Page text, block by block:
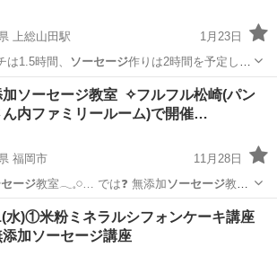
上総山田駅
1月23日
1.5時間、 ソーセージ作りは2時間を予定して
総山田駅 その他
加ソーセージ教室 ︎ ✧フルフル松崎(パン
ん内ファミリールーム)で開催…
福岡市
11月28日
ージ 教室𓂃𓈒𓏸︎︎︎… では❓ 無添加ソーセージ教室
の無添加ソーセージ教室を行っていま… も大
❕ 一度覚えてし… き・お持ち帰りのソーセー
料理 ソーセージ
水)①米粉ミネラルシフォンケーキ講座
加ソーセージ講座